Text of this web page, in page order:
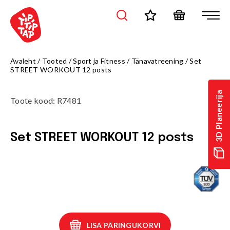
3D Planeerija
Avaleht / Tooted /Sport ja Fitness / Tänavatreening /Set
STREET WORKOUT 12 posts
Toote kood: R7481
Set STREET WORKOUT 12 posts
LISA PÄRINGUKORVI